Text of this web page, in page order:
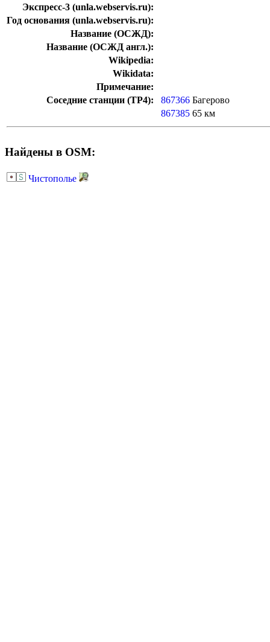
Экспресс-3 (unla.webservis.ru):
Год основания (unla.webservis.ru):
Название (ОСЖД):
Название (ОСЖД англ.):
Wikipedia:
Wikidata:
Примечание:
Соседние станции (ТР4):
867366 Багерово
867385 65 км
Найдены в OSM:
Чистополье